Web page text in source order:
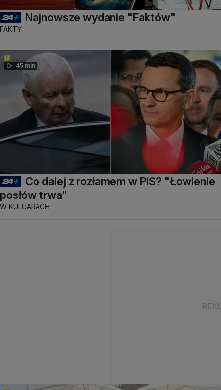
Najnowsze wydanie "Faktów"
FAKTY
45 min
Co dalej z rozłamem w PiS? "Łowienie
posłów trwa"
W KULUARACH